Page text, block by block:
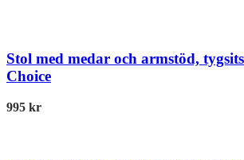
Stol med medar och armstöd,
Choice
995 kr